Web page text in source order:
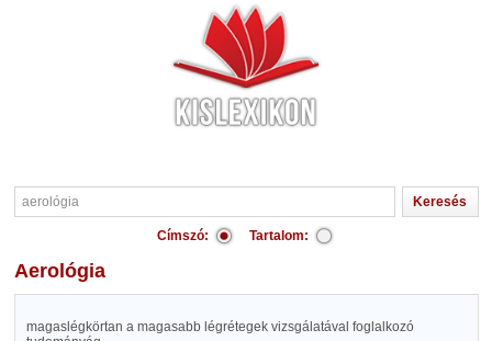
Címszó: Tartalom:
aerológia
magaslégkörtan a magasabb légrétegek vizsgálatával foglalkozó